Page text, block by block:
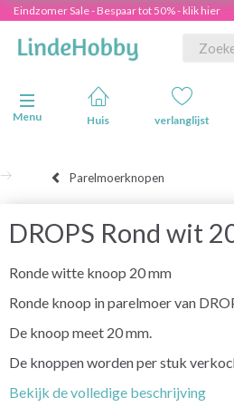
Eindzomer Sale - Bespaar tot 50% - klik hier
Navigatie in-/uitschakelen
Menu
Huis verlanglijst
Parelmoerknopen
DROPS Rond wit
Ronde witte knoop 20 mm
Ronde knoop in parelmoer van
De knoop meet 20 mm.
De knoppen worden per stuk
Bekijk de volledige beschrijving